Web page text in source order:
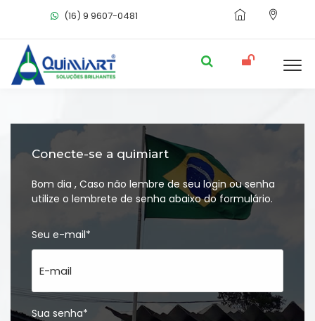
(16) 9 9607-0481
Conecte-se a quimiart
Bom dia , Caso não lembre de seu login ou senha
utilize o lembrete de senha abaixo do formulário.
Seu e-mail*
Sua senha*